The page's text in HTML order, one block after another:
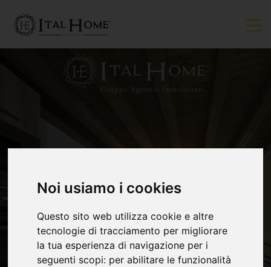
Noi usiamo i cookies
Questo sito web utilizza cookie e altre
tecnologie di tracciamento per migliorare
la tua esperienza di navigazione per i
seguenti scopi: per abilitare le funzionalità
VENDUTO